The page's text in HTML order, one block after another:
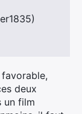
favorable,
deux
un film